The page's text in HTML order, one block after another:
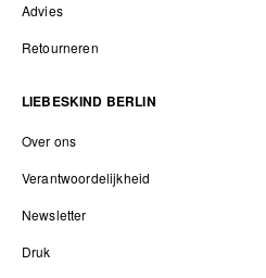
Advies
Retourneren
LIEBESKIND BERLIN
Over ons
Verantwoordelijkheid
Newsletter
Druk